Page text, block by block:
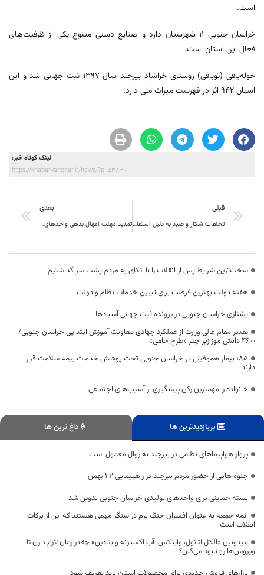
است.
خراسان جنوبی ۱۱ شهرستان دارد و صنایع دستی متنوع یکی از ظرفیت‌های
فعال این استان است.
حوله‌بافی (توبافی) روستای خراشاد بیرجند سال ۱۳۹۷ ثبت جهانی شد و این
استان ۹۴۲ اثر در فهرست میراث ملی دارد.
لینک کوتاه خبر:
https://khabarvahonar.ir/news/?p=53830
قبلی
تخلفات شکار و صید به دلیل استفاده از امکانات بروز در خراسان جنوبی افزایش پیدا کرده است
بعدی
تمدید مهلت امهال بدهی واحد‌های تولیدی
سخت‌ترین شرایط پس از انقلاب را با اتکای به مردم پشت سر گذاشتیم
هفته دولت بهترین فرصت برای تبیین خدمات نظام و دولت
یشتازی خراسان جنوبی در پرونده ثبت جهانی آسبادها
تقدیر مقام عالی وزارت از عملکرد جهادی معاونت آموزش ابتدایی خراسان جنوبی/
۴۶۰۰ دانش‌آموز زیر چتر «طرح حامی»
۱۸۵ بیمار هموفیلی در خراسان جنوبی تحت پوشش خدمات بیمه سلامت قرار
دارند
خانواده را مهمترین رکن پیشگیری از آسیب‌های اجتماعی
پربازدیدترین ها داغ ترین ها
پرواز هواپیماهای نظامی در بیرجند به روال معمول است
جلوه هایی از حضور مردم بیرجند در راهپیمایی 22 بهمن
بسته حمایتی برای واحدهای تولیدی خراسان جنوبی تدوین شد
ائمه جمعه به عنوان افسران جنگ نرم در سنگر مهمی هستند که این از برکات
انقلاب است
میدونین «الکل اتانول، وایتکس، آب اکسیژنه و بتادین» چقدر زمان لازم دارن تا
ویروس‌ها رو نابود می‌کنن؟